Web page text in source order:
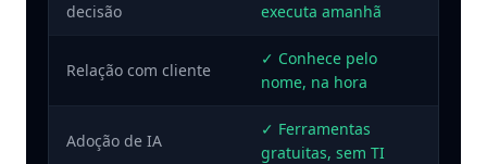
decisão
executa amanhã
Relação com cliente
✓ Conhece pelo
nome, na hora
Adoção de IA
✓ Ferramentas
gratuitas, sem TI